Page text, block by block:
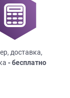
доставка,
- бесплатно